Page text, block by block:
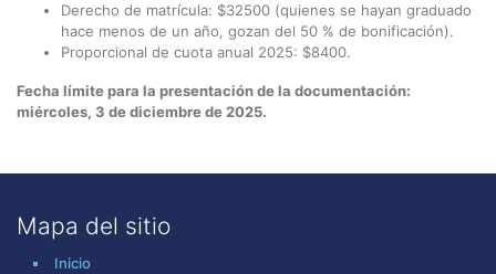
Derecho de matrícula: $32500 (quienes se hayan graduado
hace menos de un año, gozan del 50 % de bonificación).
Proporcional de cuota anual 2025: $8400.
Fecha límite para la presentación de la documentación:
miércoles, 3 de diciembre de 2025.
Mapa del sitio
Inicio